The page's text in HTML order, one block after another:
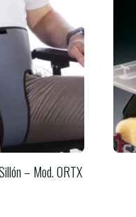
– Mod. ORTX